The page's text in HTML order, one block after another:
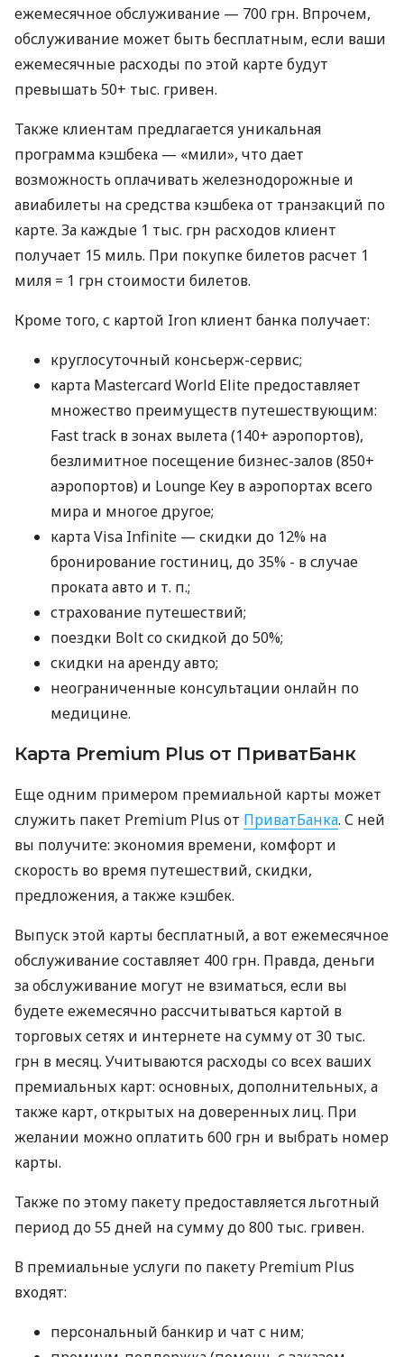
ежемесячное обслуживание — 700 грн. Впрочем,
обслуживание может быть бесплатным, если ваши
ежемесячные расходы по этой карте будут
превышать 50+ тыс. гривен.
Также клиентам предлагается уникальная
программа кэшбека — «мили», что дает
возможность оплачивать железнодорожные и
авиабилеты на средства кэшбека от транзакций по
карте. За каждые 1 тыс. грн расходов клиент
получает 15 миль. При покупке билетов расчет 1
миля = 1 грн стоимости билетов.
Кроме того, с картой Iron клиент банка получает:
круглосуточный консьерж-сервис;
карта Mastercard World Elite предоставляет
множество преимуществ путешествующим:
Fast track в зонах вылета (140+ аэропортов),
безлимитное посещение бизнес-залов (850+
аэропортов) и Lounge Key в аэропортах всего
мира и многое другое;
карта Visa Infinite — скидки до 12% на
бронирование гостиниц, до 35% - в случае
проката авто и т. п.;
страхование путешествий;
поездки Bolt со скидкой до 50%;
скидки на аренду авто;
неограниченные консультации онлайн по
медицине.
Карта Premium Plus от ПриватБанк
Еще одним примером премиальной карты может
служить пакет Premium Plus от ПриватБанка. С ней
вы получите: экономия времени, комфорт и
скорость во время путешествий, скидки,
предложения, а также кэшбек.
Выпуск этой карты бесплатный, а вот ежемесячное
обслуживание составляет 400 грн. Правда, деньги
за обслуживание могут не взиматься, если вы
будете ежемесячно рассчитываться картой в
торговых сетях и интернете на сумму от 30 тыс.
грн в месяц. Учитываются расходы со всех ваших
премиальных карт: основных, дополнительных, а
также карт, открытых на доверенных лиц. При
желании можно оплатить 600 грн и выбрать номер
карты.
Также по этому пакету предоставляется льготный
период до 55 дней на сумму до 800 тыс. гривен.
В премиальные услуги по пакету Premium Plus
входят:
персональный банкир и чат с ним;